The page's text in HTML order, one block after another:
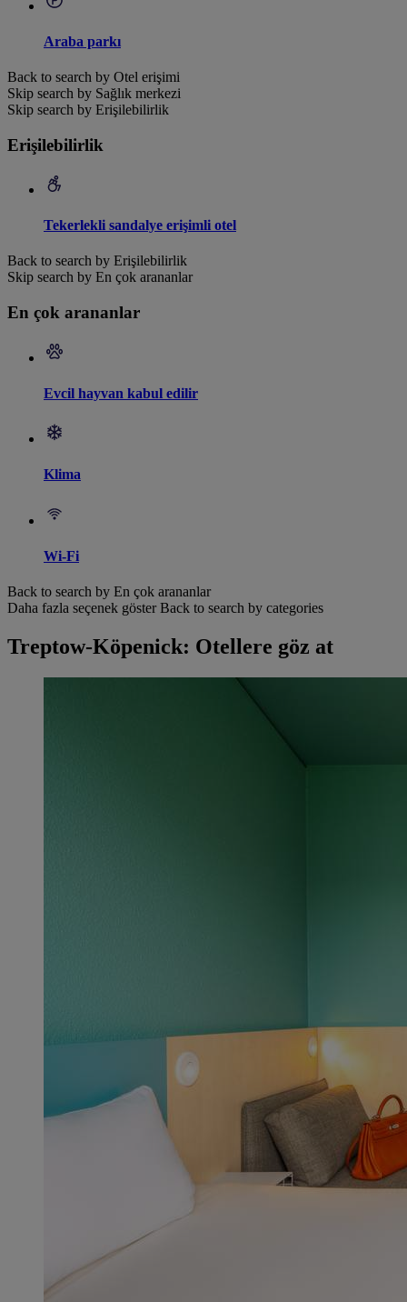
Araba parkı
Back to search by Otel erişimi
Skip search by Sağlık merkezi
Skip search by Erişilebilirlik
Erişilebilirlik
Tekerlekli sandalye erişimli otel
Back to search by Erişilebilirlik
Skip search by En çok arananlar
En çok arananlar
Evcil hayvan kabul edilir
Klima
Wi-Fi
Back to search by En çok arananlar
Daha fazla seçenek göster Back to search by categories
Treptow-Köpenick: Otellere göz at